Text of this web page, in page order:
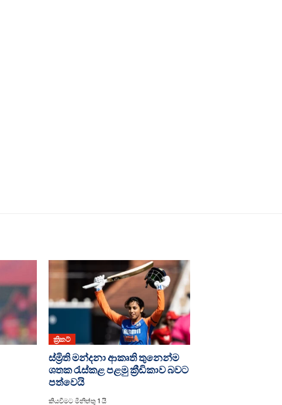
ක්‍රිකට්
ස්ම්‍රිති මන්දනා ආකෘති තුනෙන්ම
ශතක රැස්කළ පළමු ක්‍රීඩිකාව බවට
පත්වෙයි
කියවීමට මිනිත්තු 1 යි